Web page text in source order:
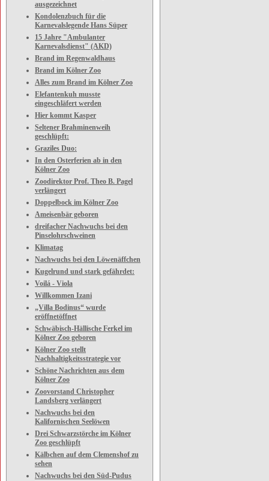
ausgezeichnet
Kondolenzbuch für die
Karnevalslegende Hans Süper
15 Jahre "Ambulanter
Karnevalsdienst" (AKD)
Brand im Regenwaldhaus
Brand im Kölner Zoo
Alles zum Brand im Kölner Zoo
Elefantenkuh musste
eingeschläfert werden
Hier kommt Kasper
Seltener Brahminenweih
geschlüpft:
Graziles Duo:
In den Osterferien ab in den
Kölner Zoo
Zoodirektor Prof. Theo B. Pagel
verlängert
Doppelbock im Kölner Zoo
Ameisenbär geboren
dreifacher Nachwuchs bei den
Pinselohrschweinen
Klimatag
Nachwuchs bei den Löwenäffchen
Kugelrund und stark gefährdet:
Voilá - Viola
Willkommen Izani
„Villa Bodinus“ wurde
eröffnetöffnet
Schwäbisch-Hällische Ferkel im
Kölner Zoo geboren
Kölner Zoo stellt
Nachhaltigkeitsstrategie vor
Schöne Nachrichten aus dem
Kölner Zoo
Zoovorstand Christopher
Landsberg verlängert
Nachwuchs bei den
Kalifornischen Seelöwen
Drei Schwarzstörche im Kölner
Zoo geschlüpft
Kälbchen auf dem Clemenshof zu
sehen
Nachwuchs bei den Süd-Pudus